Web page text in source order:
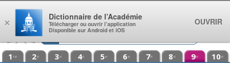
Aller au contenu
1 re 2e 3e 4e 5e 6e 7e 8e 9e 10e
×
Dictionnaire de l’Académie
Télécharger ou ouvrir l’application
Disponible sur Android et iOS
OUVRIR